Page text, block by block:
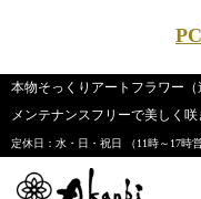
本物そっくりアートフラワー（
メンテナンスフリーで美しく
定休日：水・日・祝日 （11時～17時営